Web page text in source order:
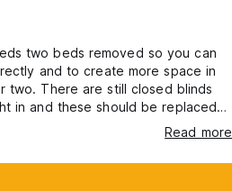
two beds removed so you can
and to create more space in
two. There are still closed blinds
in and these should be replaced
the lights which are on outside
Read more